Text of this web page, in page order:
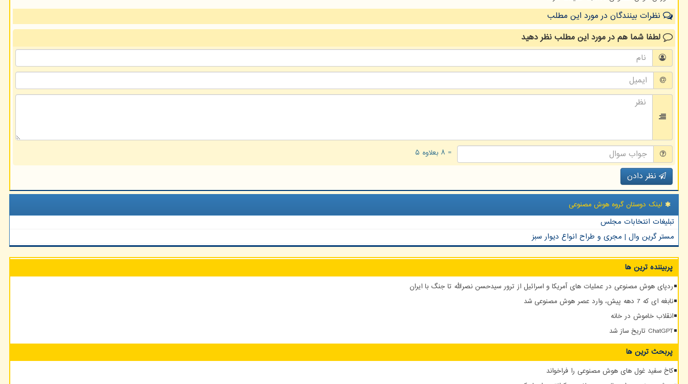
نظرات بینندگان در مورد این مطلب
لطفا شما همدر مورد این مطلبنظر دهید
= ۸ بعلاوه ۵
نظر دادن
لینک دوستان گروه هوش مصنوعی
تبلیغات انتخابات مجلس
مستر گرین وال | مجری و طراح انواع دیوار سبز
پربیننده ترین ها
ردپای هوش مصنوعی در عملیات های آمریکا و اسرائیل از ترور سیدحسن نصرالله تا جنگ با ایران
نابغه ای که 7 دهه پیش، وارد عصر هوش مصنوعی شد
انقلاب خاموش در خانه
ChatGPT تاریخ ساز شد
پربحث ترین ها
کاخ سفید غول های هوش مصنوعی را فراخواند